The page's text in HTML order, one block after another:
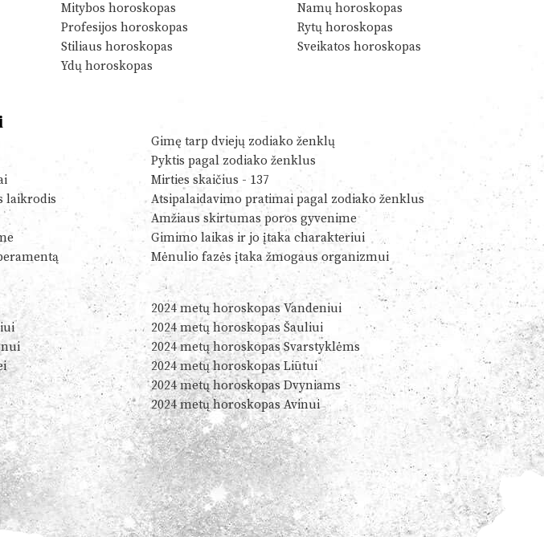
Mitybos horoskopas
Namų horoskopas
Profesijos horoskopas
Rytų horoskopas
Stiliaus horoskopas
Sveikatos horoskopas
Ydų horoskopas
Gimę tarp dviejų zodiako ženklų
Pyktis pagal zodiako ženklus
Mirties skaičius - 137
laikrodis
Atsipalaidavimo pratimai pagal zodiako ženklus
Amžiaus skirtumas poros gyvenime
Gimimo laikas ir jo įtaka charakteriui
Mėnulio fazės įtaka žmogaus organizmui
2024 metų horoskopas Vandeniui
2024 metų horoskopas Šauliui
2024 metų horoskopas Svarstyklėms
2024 metų horoskopas Liūtui
2024 metų horoskopas Dvyniams
2024 metų horoskopas Avinui